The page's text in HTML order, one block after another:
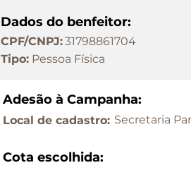
Dados do benfeitor:
CPF/CNPJ:
Tipo:
31798861704
Pessoa Física
Adesão à Campanha:
Local de cadastro: Secretaria
Cota escolhida: